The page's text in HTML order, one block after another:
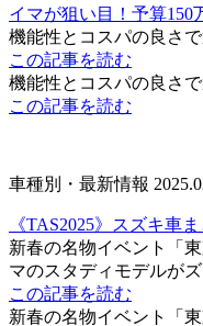
イマが狙い目！予算150
機能性とコスパの良さ
この記事を読む
機能性とコスパの良さ
この記事を読む
車種別・最新情報
《TAS2025》スズキ車
新春の名物イベント「
マのスタディモデルが
この記事を読む
新春の名物イベント「